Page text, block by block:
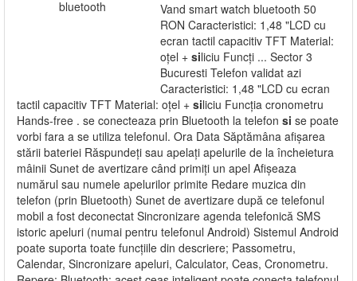
Vand smart watch bluetooth 50
RON Caracteristici: 1,48 "LCD cu
ecran tactil capacitiv TFT Material:
oțel + siliciu Funcți ... Sector 3
Bucuresti Telefon validat azi
Caracteristici: 1,48 "LCD cu ecran
tactil capacitiv TFT Material: oțel + siliciu Funcția cronometru
Hands-free . se conecteaza prin Bluetooth la telefon si se poate
vorbi fara a se utiliza telefonul. Ora Data Săptămâna afișarea
stării bateriei Răspundeți sau apelați apelurile de la încheietura
mâinii Sunet de avertizare când primiți un apel Afișeaza
numărul sau numele apelurilor primite Redare muzica din
telefon (prin Bluetooth) Sunet de avertizare după ce telefonul
mobil a fost deconectat Sincronizare agenda telefonică SMS
istoric apeluri (numai pentru telefonul Android) Sistemul Android
poate suporta toate funcțiile din descriere; Passometru,
Calendar, Sincronizare apeluri, Calculator, Ceas, Cronometru.